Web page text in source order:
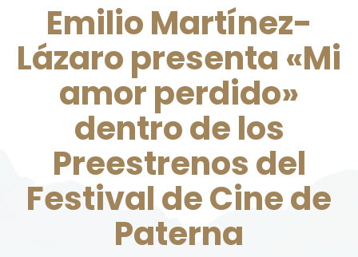
Emilio Martínez-
Lázaro presenta «Mi
amor perdido»
dentro de los
Preestrenos del
Festival de Cine de
Paterna